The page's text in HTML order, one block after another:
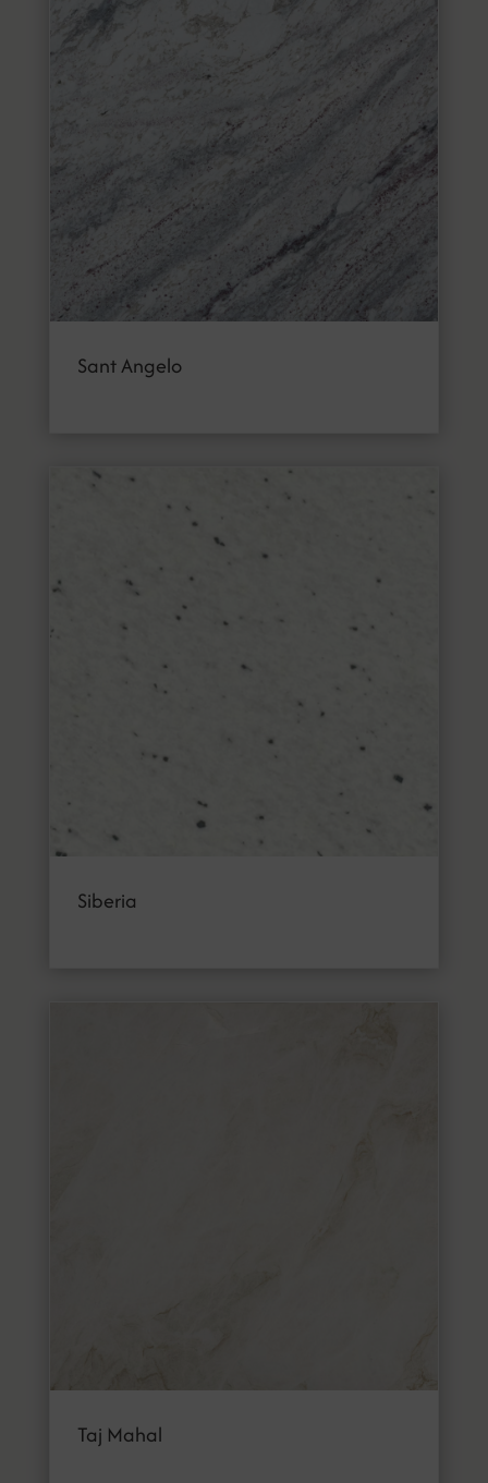
Sant Angelo
Siberia
Taj Mahal